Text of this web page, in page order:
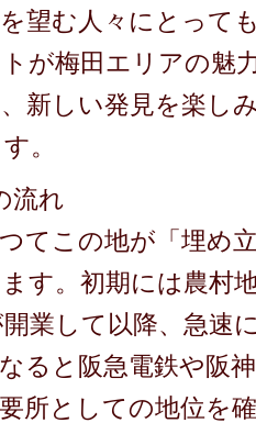
を望む人々にとっ
が梅田エリアの魅
新しい発見を楽し
。
流れ
てこの地が「埋め
す。初期には農村
業して以降、急速
ると阪急電鉄や阪
要所としての地位